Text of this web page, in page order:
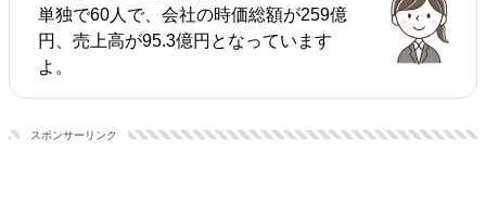
単独で60人で、会社の時価総額が259億
円、売上高が95.3億円となっています
よ。
スポンサーリンク